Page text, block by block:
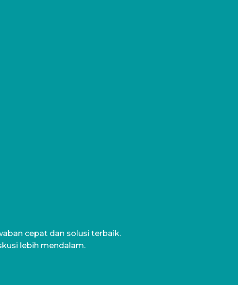
cepat dan solusi terbaik.
lebih mendalam.